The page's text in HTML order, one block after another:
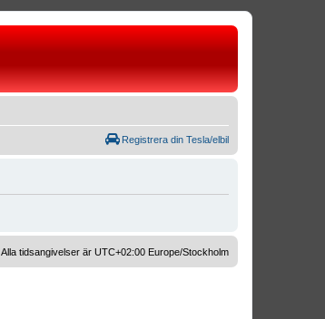
Registrera din Tesla/elbil
Alla tidsangivelser är UTC+02:00 Europe/Stockholm